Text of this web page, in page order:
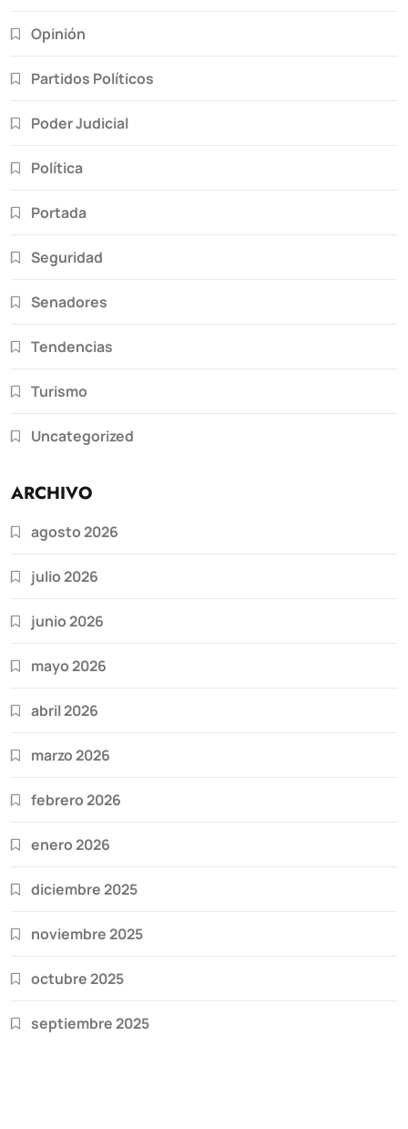
Opinión
Partidos Políticos
Poder Judicial
Política
Portada
Seguridad
Senadores
Tendencias
Turismo
Uncategorized
ARCHIVO
agosto 2026
julio 2026
junio 2026
mayo 2026
abril 2026
marzo 2026
febrero 2026
enero 2026
diciembre 2025
noviembre 2025
octubre 2025
septiembre 2025